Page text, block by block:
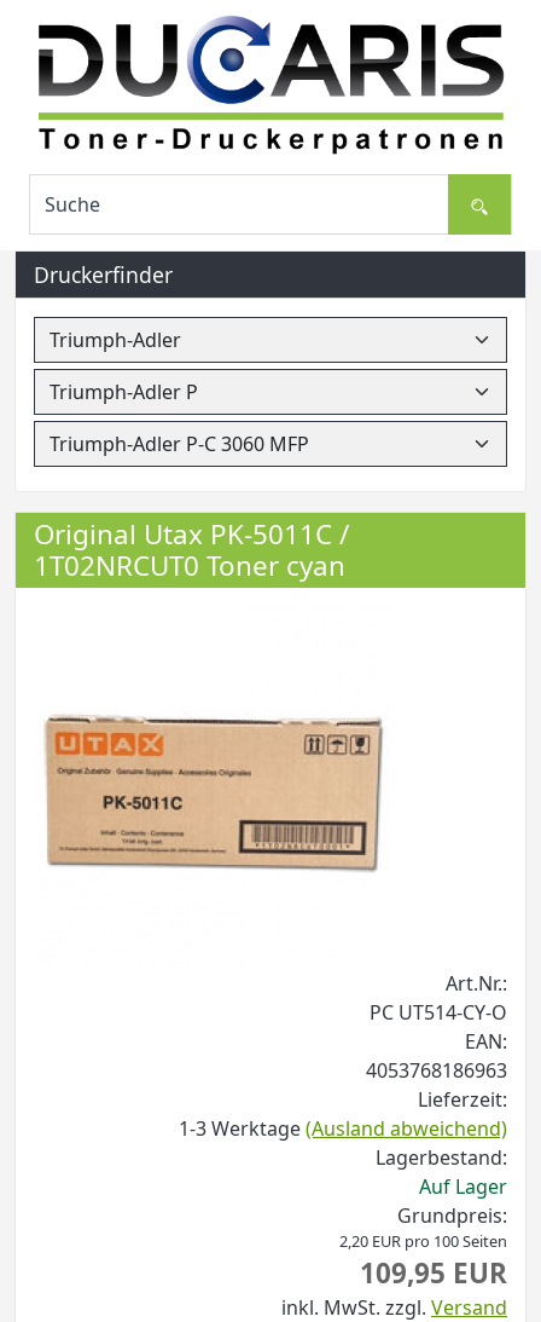
Druckerfinder
Original Utax PK-5011C /
1T02NRCUT0 Toner cyan
Art.Nr.:
PC UT514-CY-O
EAN:
4053768186963
Lieferzeit:
1-3 Werktage(Ausland abweichend)
Lagerbestand:
Auf Lager
Grundpreis:
2,20 EUR pro 100 Seiten
109,95 EUR
inkl. MwSt. zzgl. Versand